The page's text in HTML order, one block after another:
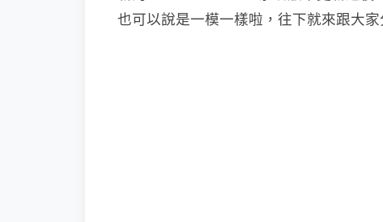
也可以說是一模一樣啦，往下就來跟大